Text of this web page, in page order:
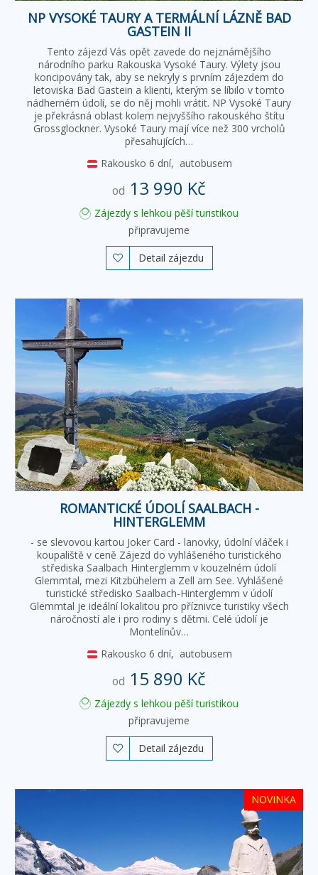
NP VYSOKÉ TAURY A TERMÁLNÍ LÁZNĚ BAD
GASTEIN II
Tento zájezd Vás opět zavede do nejznámějšího
národního parku Rakouska Vysoké Taury. Výlety jsou
koncipovány tak, aby se nekryly s prvním zájezdem do
letoviska Bad Gastein a klienti, kterým se líbilo v tomto
nádherném údolí, se do něj mohli vrátit. NP Vysoké Taury
je překrásná oblast kolem nejvyššího rakouského štítu
Grossglockner. Vysoké Taury mají více než 300 vrcholů
přesahujících…
Rakousko 6 dní, autobusem
od 13 990 Kč
Zájezdy s lehkou pěší turistikou
připravujeme
 Detail zájezdu
ROMANTICKÉ ÚDOLÍ SAALBACH -
HINTERGLEMM
- se slevovou kartou Joker Card - lanovky, údolní vláček i
koupaliště v ceně Zájezd do vyhlášeného turistického
střediska Saalbach Hinterglemm v kouzelném údolí
Glemmtal, mezi Kitzbühelem a Zell am See. Vyhlášené
turistické středisko Saalbach-Hinterglemm v údolí
Glemmtal je ideální lokalitou pro příznivce turistiky všech
náročností ale i pro rodiny s dětmi. Celé údolí je
Montelínův…
Rakousko 6 dní, autobusem
od 15 890 Kč
Zájezdy s lehkou pěší turistikou
připravujeme
 Detail zájezdu
NOVINKA